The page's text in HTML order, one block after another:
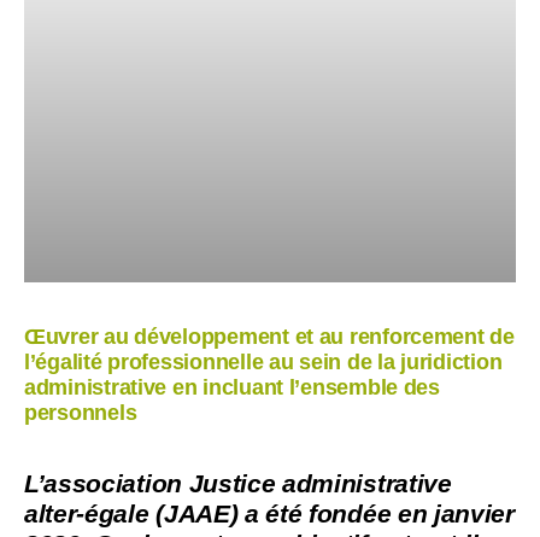
Œuvrer au développement et au renforcement de
l’égalité professionnelle au sein de la juridiction
administrative en incluant l’ensemble des
personnels
L’association Justice administrative
alter-égale (JAAE) a été fondée en janvier